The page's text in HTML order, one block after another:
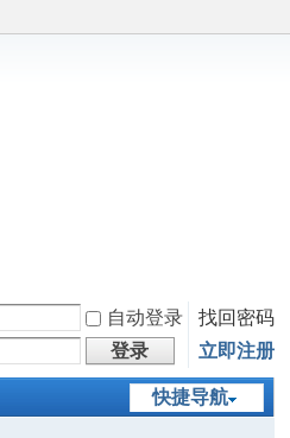
自动登录
找回密码
登录 立即注册
快捷导航